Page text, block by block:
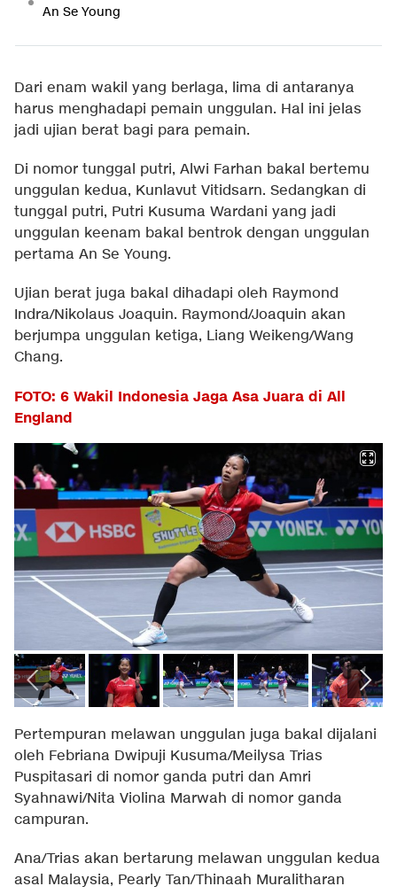
An Se Young
Dari enam wakil yang berlaga, lima di antaranya
harus menghadapi pemain unggulan. Hal ini jelas
jadi ujian berat bagi para pemain.
Di nomor tunggal putri, Alwi Farhan bakal bertemu
unggulan kedua, Kunlavut Vitidsarn. Sedangkan di
tunggal putri, Putri Kusuma Wardani yang jadi
unggulan keenam bakal bentrok dengan unggulan
pertama An Se Young.
Ujian berat juga bakal dihadapi oleh Raymond
Indra/Nikolaus Joaquin. Raymond/Joaquin akan
berjumpa unggulan ketiga, Liang Weikeng/Wang
Chang.
FOTO: 6 Wakil Indonesia Jaga Asa Juara di All
England
Pertempuran melawan unggulan juga bakal dijalani
oleh Febriana Dwipuji Kusuma/Meilysa Trias
Puspitasari di nomor ganda putri dan Amri
Syahnawi/Nita Violina Marwah di nomor ganda
campuran.
Ana/Trias akan bertarung melawan unggulan kedua
asal Malaysia, Pearly Tan/Thinaah Muralitharan